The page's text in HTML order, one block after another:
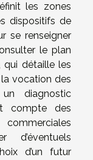
les zones
dispositifs de
se renseigner
le plan
qui détaille les
vocation des
diagnostic
compte des
d’éventuels
d’un futur